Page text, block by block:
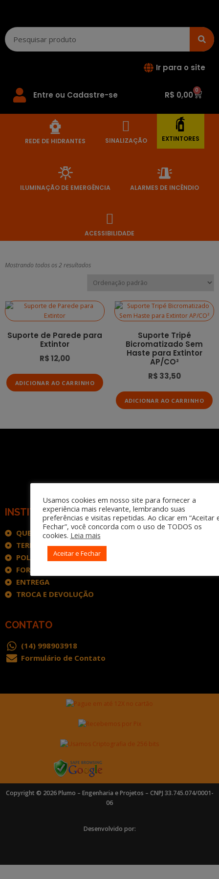
Ir para o site
Entre ou Cadastre-se R$ 0,00 0
REDE DE HIDRANTES SINALIZAÇÃO EXTINTORES
ILUMINAÇÃO DE EMERGÊNCIA ALARMES DE INCÊNDIO
ACESSIBILIDADE
Mostrando todos os 2 resultados
Suporte de Parede para
Extintor
R$12,00
ADICIONAR AO CARRINHO
Suporte Tripé
Bicromatizado Sem
Haste para Extintor
AP/CO²
R$ 33,50
ADICIONAR AO CARRINHO
INSTITUCIONAL
QUEM SOMOS
TERMOS DE USO
POLÍTICA DE PRIVACIDADE
FORMAS DE PAGAMENTO
ENTREGA
TROCA E DEVOLUÇÃO
CONTATO
(14) 998903918
Formulário de Contato
Copyright © 2026 Plumo – Engenharia e Projetos – CNPJ 33.745.074/0001-
06
Desenvolvido por:
Usamos cookies em nosso site para fornecer a
experiência mais relevante, lembrando suas
preferências e visitas repetidas. Ao clicar em “Aceitar
Fechar”, você concorda com o uso de TODOS os
cookies. Leia mais
Aceitar e Fechar